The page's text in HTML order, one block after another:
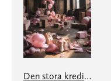
Den stora kreditfesten